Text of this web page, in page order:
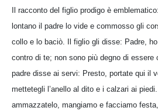
Il racconto del figlio prodigo è
lontano il padre lo vide e commosso gli
collo e lo baciò. Il figlio gli disse: Padre,
contro di te; non sono più degno di essere
padre disse ai servi: Presto, portate qui il
mettetegli l’anello al dito e i calzari ai
ammazzatelo, mangiamo e facciamo